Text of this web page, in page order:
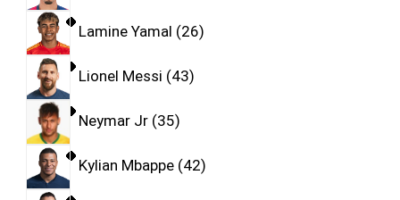
Lamine Yamal 26
Lionel Messi 43
Neymar Jr 35
Kylian Mbappe 42